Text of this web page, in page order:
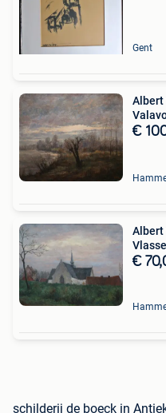
Gent
Albert
€
Albert
€
schilderij de boeck in